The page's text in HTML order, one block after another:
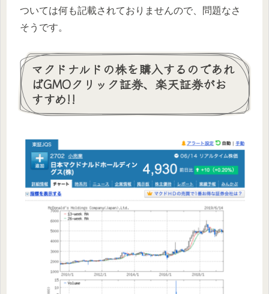
ついては何も記載されておりませんので、問題なさ
そうです。
マクドナルドの株を購入するのであれ
ばGMOクリック証券、楽天証券がお
すすめ!!